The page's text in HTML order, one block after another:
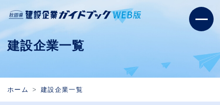
建設企業一覧
ホーム 建設企業一覧